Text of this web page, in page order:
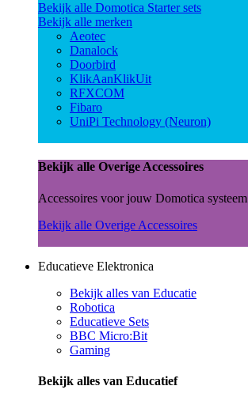
Bekijk alle Domotica Starter sets
Bekijk alle merken
Aeotec
Danalock
Doorbird
KlikAanKlikUit
RFXCOM
Fibaro
UniPi Technology (Neuron)
Bekijk alle Overige Accessoires
Accessoires voor jouw Domotica systeem
Bekijk alle Overige Accessoires
Educatieve Elektronica
Bekijk alles van Educatie
Robotica
Educatieve Sets
BBC Micro:Bit
Gaming
Bekijk alles van Educatief